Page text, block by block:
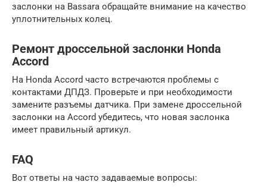
заслонки на Bassara обращайте внимание на качество
уплотнительных колец.
Ремонт дроссельной заслонки Honda
Accord
На Honda Accord часто встречаются проблемы с
контактами ДПДЗ. Проверьте и при необходимости
замените разъемы датчика. При замене дроссельной
заслонки на Accord убедитесь, что новая заслонка
имеет правильный артикул.
FAQ
Вот ответы на часто задаваемые вопросы: